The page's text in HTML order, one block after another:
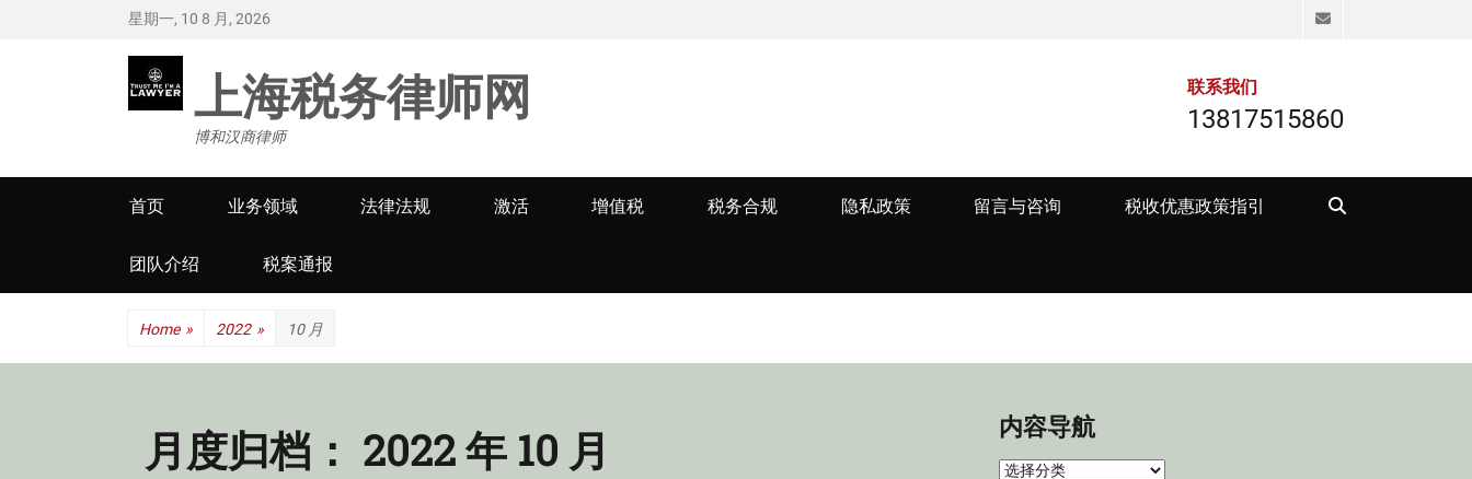
星期一, 10 8 月, 2026 Email
上海税务律师网
博和汉商律师
联系我们
13817515860
Primary
menu
首页 业务领域 法律法规 激活 增值税 税务合规 隐私政策 留言与咨询 税收优惠政策指引
团队介绍 税案通报
Home » 2022 » 10 月
月度归档： 2022 年 10 月 内容导航
内